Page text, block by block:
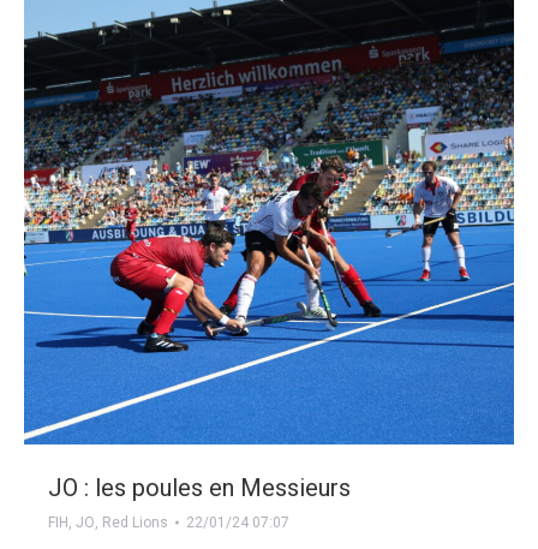
JO : les poules en Messieurs
FIH , JO, Red Lions 22/01/24 07:07